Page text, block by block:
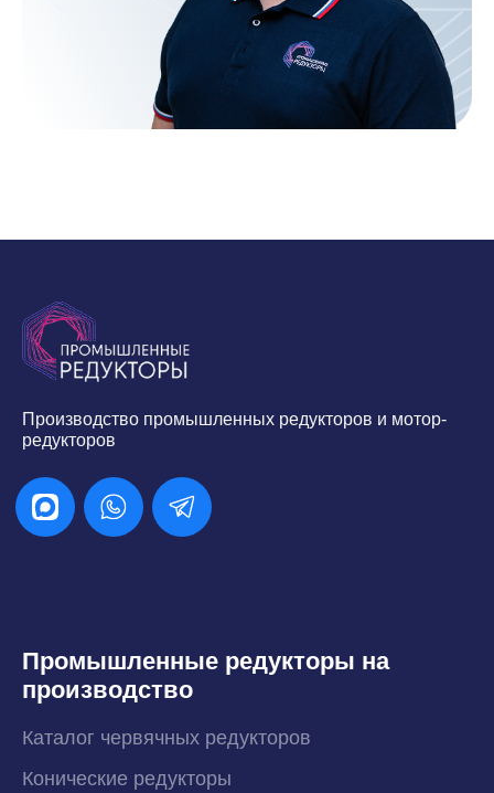
Производство промышленных редукторов и мотор-
редукторов
Промышленные редукторы на
производство
Каталог червячных редукторов
Конические редукторы